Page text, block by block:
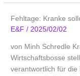
Fehltage: Kranke
E&F/2025/02/02
von Minh Schredle
Wirtschaftsbosse
verantwortlich für